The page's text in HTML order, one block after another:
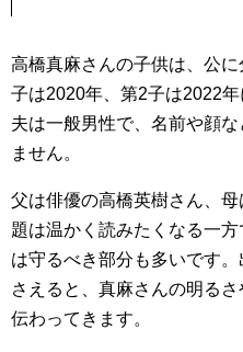
高橋真麻さんの子供は、公
子は2020年、第2子は2022年
夫は一般男性で、名前や顔
ません。
父は俳優の高橋英樹さん、
題は温かく読みたくなる一
は守るべき部分も多いです
さえると、真麻さんの明る
伝わってきます。